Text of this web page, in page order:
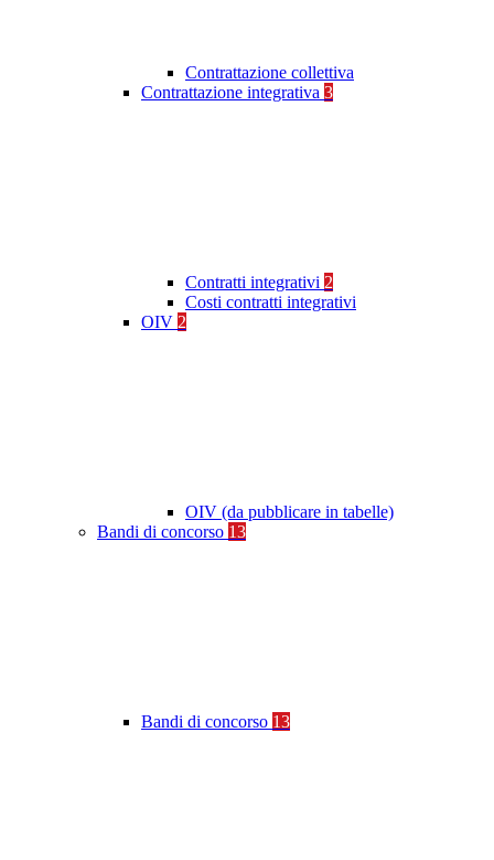
Contrattazione collettiva
Contrattazione integrativa 3
Contratti integrativi 2
Costi contratti integrativi
OIV 2
OIV (da pubblicare in tabelle)
Bandi di concorso 13
Bandi di concorso 13